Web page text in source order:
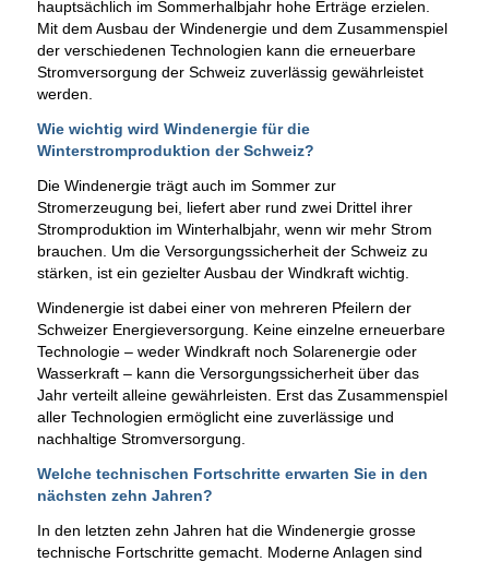
hauptsächlich im Sommerhalbjahr hohe Erträge erzielen.
Mit dem Ausbau der Windenergie und dem Zusammenspiel
der verschiedenen Technologien kann die erneuerbare
Stromversorgung der Schweiz zuverlässig gewährleistet
werden.
Wie wichtig wird Windenergie für die
Winterstromproduktion der Schweiz?
Die Windenergie trägt auch im Sommer zur
Stromerzeugung bei, liefert aber rund zwei Drittel ihrer
Stromproduktion im Winterhalbjahr, wenn wir mehr Strom
brauchen. Um die Versorgungssicherheit der Schweiz zu
stärken, ist ein gezielter Ausbau der Windkraft wichtig.
Windenergie ist dabei einer von mehreren Pfeilern der
Schweizer Energieversorgung. Keine einzelne erneuerbare
Technologie – weder Windkraft noch Solarenergie oder
Wasserkraft – kann die Versorgungssicherheit über das
Jahr verteilt alleine gewährleisten. Erst das Zusammenspiel
aller Technologien ermöglicht eine zuverlässige und
nachhaltige Stromversorgung.
Welche technischen Fortschritte erwarten Sie in den
nächsten zehn Jahren?
In den letzten zehn Jahren hat die Windenergie grosse
technische Fortschritte gemacht. Moderne Anlagen sind